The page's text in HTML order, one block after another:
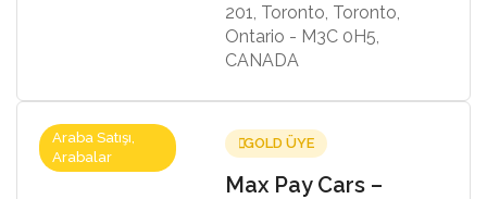
201, Toronto, Toronto,
Ontario - M3C 0H5,
CANADA
Araba Satışı,
Arabalar
GOLD ÜYE
Max Pay Cars –